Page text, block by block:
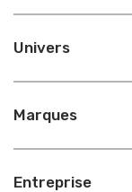
Univers
Marques
Entreprise